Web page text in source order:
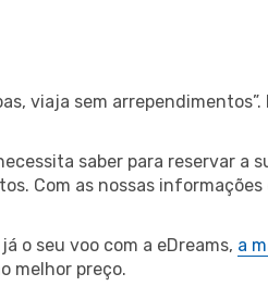
viaja sem
saber para reservar a
Com as nossas
o seu voo com a eDreams, a
melhor preço.